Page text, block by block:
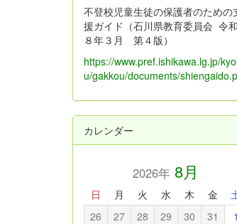
不登校児童生徒の保護者のための
援ガイド（石川県教育委員会 令和
８年３月 第４版）
https://www.pref.ishikawa.lg.jp/
u/gakkou/documents/
カレンダー
2026年8月
日 月 火 水 木 金
26 27 28 29 30 31 1